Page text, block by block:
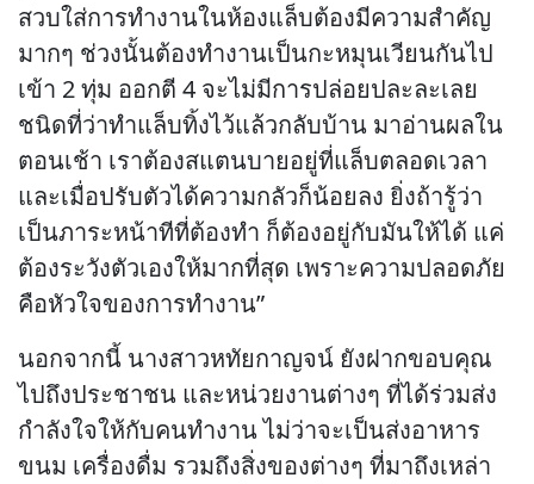
สวบใส่การทำงานในห้องแล็บต้องมีความสำคัญ
มากๆ ช่วงนั้นต้องทำงานเป็นกะหมุนเวียนกันไป
เข้า 2 ทุ่ม ออกตี 4 จะไม่มีการปล่อยปละละเลย
ชนิดที่ว่าทำแล็บทิ้งไว้แล้วกลับบ้าน มาอ่านผลใน
ตอนเช้า เราต้องสแตนบายอยู่ที่แล็บตลอดเวลา
และเมื่อปรับตัวได้ความกลัวก็น้อยลง ยิ่งถ้ารู้ว่า
เป็นภาระหน้าทีที่ต้องทำ ก็ต้องอยู่กับมันให้ได้ แค่
ต้องระวังตัวเองให้มากที่สุด เพราะความปลอดภัย
คือหัวใจของการทำงาน”
นอกจากนี้ นางสาวหทัยกาญจน์ ยังฝากขอบคุณ
ไปถึงประชาชน และหน่วยงานต่างๆ ที่ได้ร่วมส่ง
กำลังใจให้กับคนทำงาน ไม่ว่าจะเป็นส่งอาหาร
ขนม เครื่องดื่ม รวมถึงสิ่งของต่างๆ ที่มาถึงเหล่า